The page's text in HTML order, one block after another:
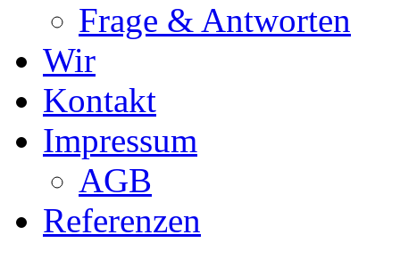
Frage & Antworten
Wir
Kontakt
Impressum
AGB
Referenzen